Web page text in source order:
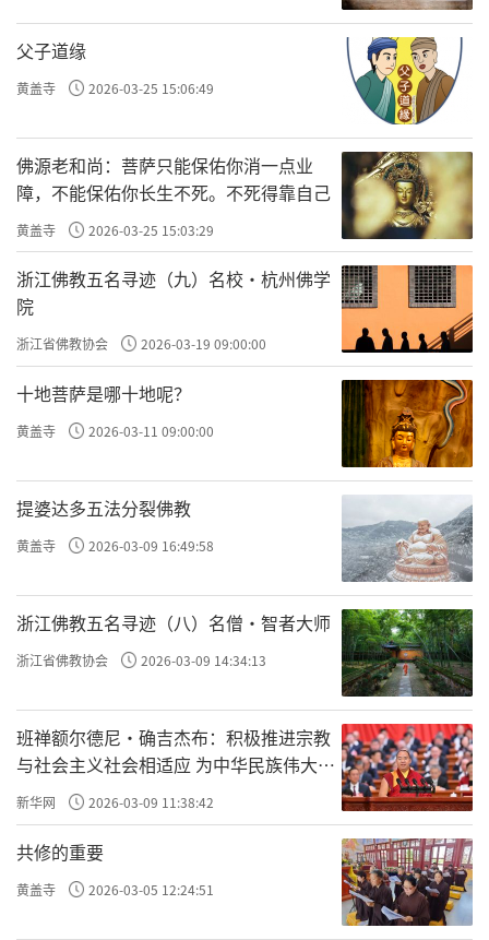
山门、天王殿、大雄殿三座建筑。
「文化大革命」後期，大吴村建面粉厂缺
少木材，有人出主意将寺院的山门拆了，倒腾
出的柱子被锯成板儿，搭在了面粉厂的机器
上。在大吴村早已倒闭的面粉厂，房屋破旧简
陋，院子里被种上了成片的玉米。就为了这麽
个地方，慈胜寺的千年门面毁於一旦。
幸存的慈胜寺建筑，看起来也有点儿像
「脱毛的凤凰」。大雄殿过去也叫「三绝
殿」，这座元代建筑的写、画、塑号称三绝，
特别是殿内四壁工笔重彩的元代壁画曾经久负
盛名。墙面很「素」，基本看不到传说中的壁
画。在谢公社的指点下，分别在三面墙壁的不
同位置看到了残馀的手提电脑大小的三小片壁
画，有的画殿阁，有的画城郭和人物。谢公社
说，别小看残馀的这点壁画，在专家看来，其
画技之高超、题材之丰富，在河南现存元代壁
画中，「当以此为冠」！技法多样，「所画山
石、杂树、人物、动物和图案，笔法细腻，构
图紧凑完整，人物服饰精致，透视准确合理。
从著色看，这些画也有独到之处，不但用色富
於变化，层次有序，花团锦簇，色彩缤纷，而
且十分调和．．．」
其馀的壁画哪儿去了？如果都保存下来，
元朝的流风馀韵不是更能撼动世人？谢公社给
父子道缘
黄盖寺 2026-03-25 15:06:49
佛源老和尚：菩萨只能保佑你消一点业
障，不能保佑你长生不死。不死得靠自己
黄盖寺 2026-03-25 15:03:29
浙江佛教五名寻迹（九）名校·杭州佛学
院
浙江省佛教协会 2026-03-19 09:00:00
十地菩萨是哪十地呢？
黄盖寺 2026-03-11 09:00:00
提婆达多五法分裂佛教
黄盖寺 2026-03-09 16:49:58
浙江佛教五名寻迹（八）名僧·智者大师
浙江省佛教协会 2026-03-09 14:34:13
班禅额尔德尼·确吉杰布：积极推进宗教
与社会主义社会相适应 为中华民族伟大复
兴贡献力量
新华网 2026-03-09 11:38:42
共修的重要
黄盖寺 2026-03-05 12:24:51